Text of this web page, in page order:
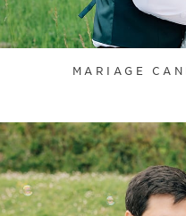
MARIAGE